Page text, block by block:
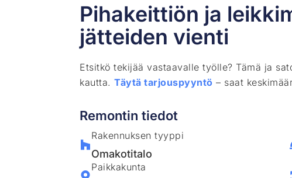
Pihakeittiön ja
jätteiden vienti
Etsitkö tekijää vastaavalle työlle? Tämä ja
kautta.Täytä tarjouspyyntö – saat
Remontin tiedot
Rakennuksen tyyppi
Omakotitalo
Paikkakunta